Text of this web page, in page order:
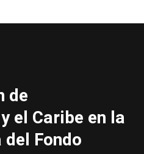
de
el Caribe en la
Fondo